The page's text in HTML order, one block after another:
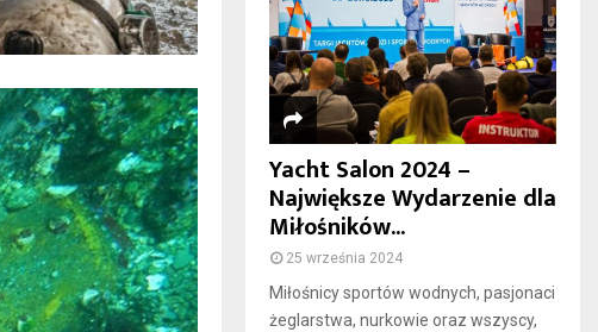
Yacht Salon 2024 –
Największe Wydarzenie dla
Miłośników...
25 września 2024
Miłośnicy sportów wodnych, pasjonaci
żeglarstwa, nurkowie oraz wszyscy,